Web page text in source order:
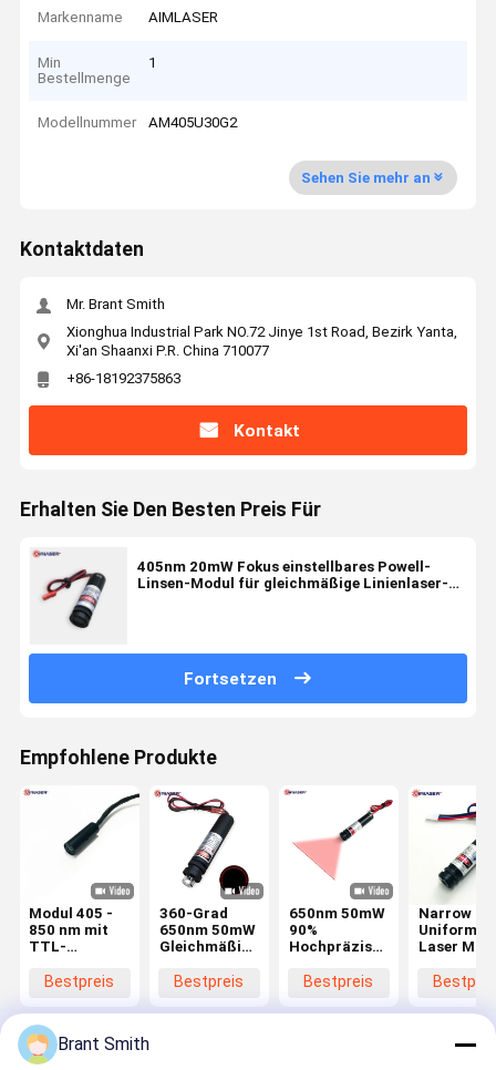
Markenname AIMLASER
Min
Bestellmenge
1
Modellnummer AM405U30G2
Sehen Sie mehr an
Kontaktdaten
Mr. Brant Smith
Xionghua Industrial Park NO.72 Jinye 1st Road, Bezirk Yanta,
Xi'an Shaanxi P.R. China 710077
+86-18192375863
Kontakt
Erhalten Sie Den Besten Preis Für
405nm 20mW Fokus einstellbares Powell-
Linsen-Modul für gleichmäßige Linienlaser-
Fortsetzen
Empfohlene Produkte
Modul 405 -
850 nm mit
TTL-
Bestpreis
360-Grad
650nm 50mW
Gleichmäßige
Laserprojektor
Pipeline-
Bestpreis
650nm 50mW
90%
Hochpräziser
Generator für
Vision, 3D-
Bestpreis
Narrow
Uniform
Laser
Lens TTL /
20um
200um
Brant Smith